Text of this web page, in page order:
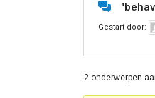
Gestart door:
2 onderwerpen